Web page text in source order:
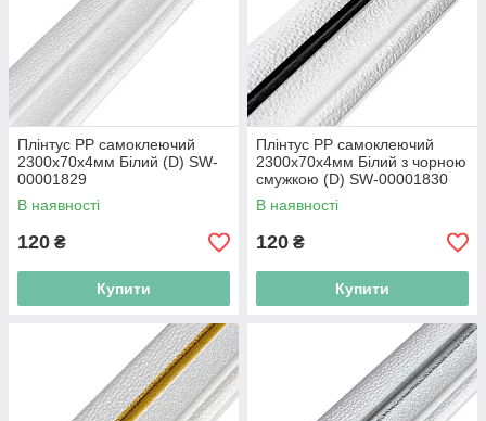
Плінтус РР самоклеючий
2300х70х4мм Білий (D) SW-
00001829
В наявності
120 ₴
Купити
Плінтус РР самоклеючий
2300х70х4мм Білий з чорною
смужкою (D) SW-00001830
В наявності
120 ₴
Купити